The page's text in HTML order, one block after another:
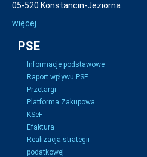
05-520 Konstancin-Jeziorna
więcej
PSE
Informacje podstawowe
Raport wpływu PSE
Przetargi
Platforma Zakupowa
KSeF
Efaktura
Realizacja strategii
podatkowej